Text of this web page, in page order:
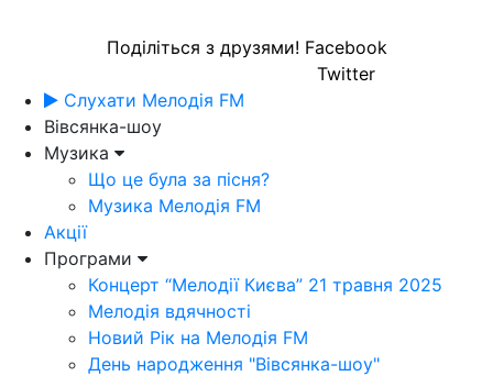
Поділіться з друзями! Facebook
Twitter
Слухати Мелодія FM
Вівсянка-шоу
Музика
Що це була за пісня?
Музика Мелодія FM
Акції
Програми
Концерт “Мелодії Києва” 21 травня 2025
Мелодія вдячності
Новий Рік на Мелодія FM
День народження "Вівсянка-шоу"